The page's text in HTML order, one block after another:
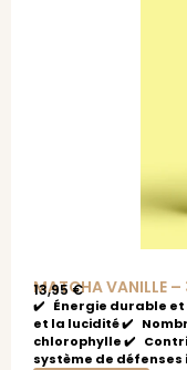
MATCHA VANILLE
13,95€
✔️ Énergie durable
et la lucidité ✔️
chlorophylle ✔️
système de